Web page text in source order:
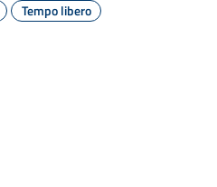
Tempo libero